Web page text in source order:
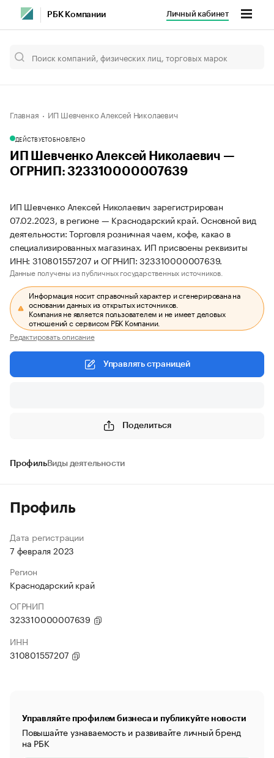
РБК Компании Личный кабинет
Главная ИП Шевченко Алексей Николаевич
ДЕЙСТВУЕТОБНОВЛЕНО
ИП Шевченко Алексей Николаевич —
ОГРНИП: 323310000007639
ИП Шевченко Алексей Николаевич зарегистрирован
07.02.2023, в регионе — Краснодарский край. Основной вид
деятельности: Торговля розничная чаем, кофе, какао в
специализированных магазинах. ИП присвоены реквизиты
ИНН: 310801557207 и ОГРНИП: 323310000007639.
Данные получены из публичных государственных источников.
Информация носит справочный характер и сгенерирована на
основании данных из открытых источников.
Компания не является пользователем и не имеет деловых
отношений с сервисом РБК Компании.
Редактировать описание
Управлять страницей
Поделиться
ПрофильВиды деятельности
Профиль
Дата регистрации
7 февраля 2023
Регион
Краснодарский край
ОГРНИП
323310000007639
ИНН
310801557207
Управляйте профилем бизнеса и публикуйте новости
Повышайте узнаваемость и развивайте личный бренд
на РБК